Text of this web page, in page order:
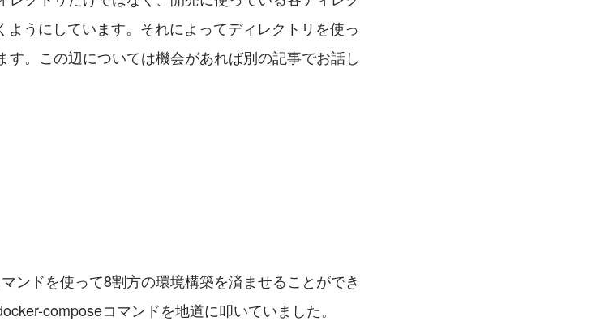
ようにしています。それによってディレクトリを使っ
す。この辺については機会があれば別の記事でお話し
ンドを使って8割方の環境構築を済ませることができ
composeコマンドを地道に叩いていました。